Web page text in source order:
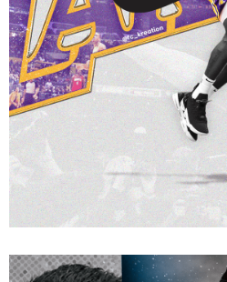
ARTWORK – LES FRÈRES